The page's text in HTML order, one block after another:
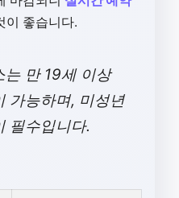
이 좋습니다.
는 만 19세 이상
가능하며, 미성년
필수입니다.